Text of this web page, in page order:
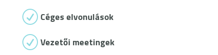
R Céges elvonulások
RVezetői meetingek